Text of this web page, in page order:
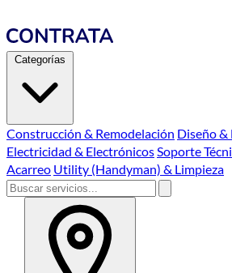
Categorías
Construcción & Remodelación Diseño &
Electricidad & ElectrónicosSoporte
Acarreo Utility (Handyman) & Limpieza